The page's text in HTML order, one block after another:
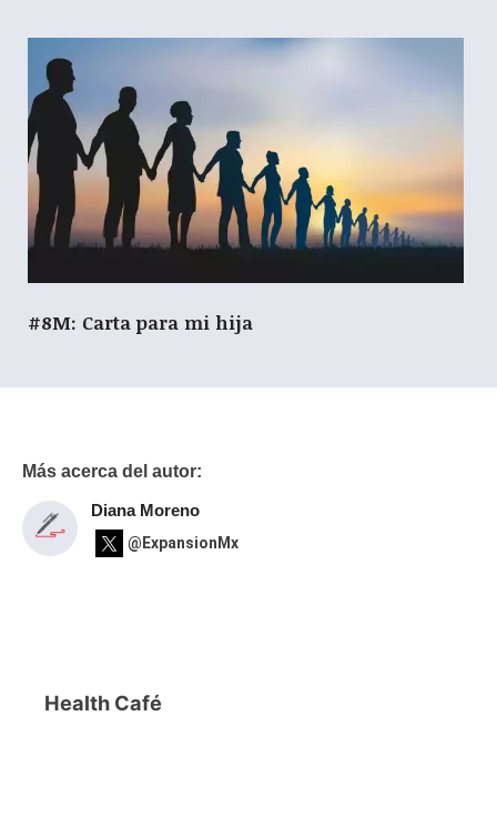
#8M: Carta para mi hija
Más acerca del autor:
Diana Moreno
@ExpansionMx
Health Café